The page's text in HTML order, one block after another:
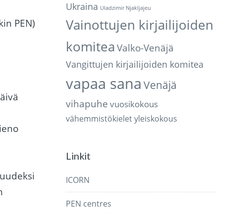
PEN)
Ukraina Uladzimir Njakljajeu
Vainottujen kirjailijoiden
komitea Valko-Venäjä
Vangittujen kirjailijoiden komitea
vapaa sana Venäjä
vihapuhe vuosikokous
vähemmistökieletyleiskokous
Linkit
ICORN
PEN centres